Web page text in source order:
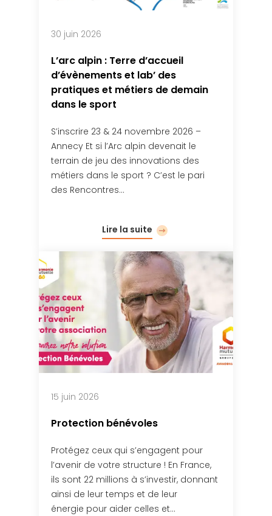
30 juin 2026
L’arc alpin : Terre d’accueil
d’évènements et lab’ des
pratiques et métiers de demain
dans le sport
S’inscrire 23 & 24 novembre 2026 –
Annecy Et si l’Arc alpin devenait le
terrain de jeu des innovations des
métiers dans le sport ? C’est le pari
des Rencontres…
Lire la suite
15 juin 2026
Protection bénévoles
Protégez ceux qui s’engagent pour
l’avenir de votre structure ! En France,
ils sont 22 millions à s’investir, donnant
ainsi de leur temps et de leur
énergie pour aider celles et…